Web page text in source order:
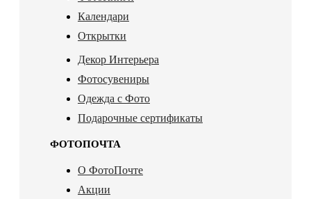
Календари
Открытки
Декор Интерьера
Фотосувениры
Одежда с Фото
Подарочные сертификаты
ФОТОПОЧТА
О ФотоПочте
Акции